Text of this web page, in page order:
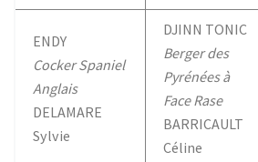
ENDY
Cocker Spaniel
Anglais
DELAMARE
Sylvie
DJINN TONIC
Berger des
Pyrénées à
Face Rase
BARRICAULT
Céline